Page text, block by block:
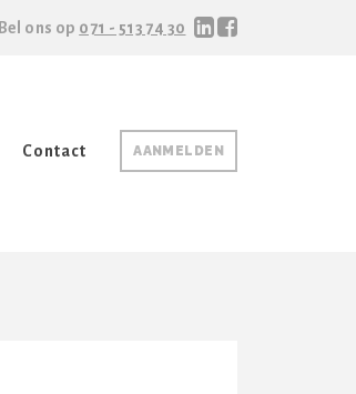
Bel ons op 071 - 513 74 30
AANMELDEN
Contact